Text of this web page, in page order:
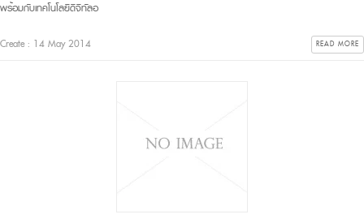
พร้อมกับเทคโนโลยีดิจิทัลอ
Create : 14 May 2014 READ MORE